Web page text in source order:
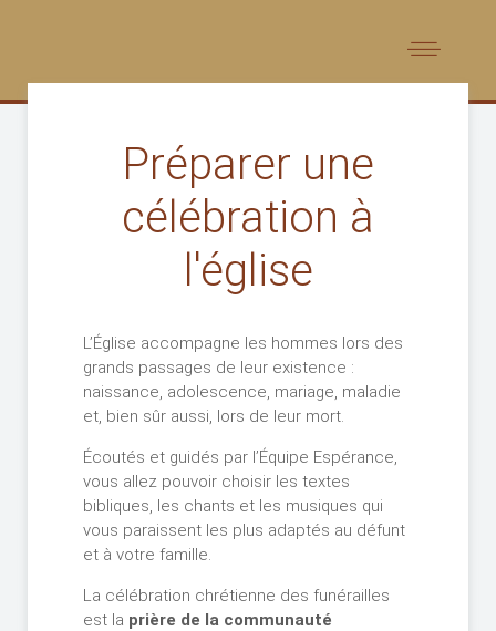
Préparer une
célébration à
l'église
L’Église accompagne les hommes lors des
grands passages de leur existence :
naissance, adolescence, mariage, maladie
et, bien sûr aussi, lors de leur mort.
Écoutés et guidés par l’Équipe Espérance,
vous allez pouvoir choisir les textes
bibliques, les chants et les musiques qui
vous paraissent les plus adaptés au défunt
et à votre famille.
La célébration chrétienne des funérailles
est la prière de la communauté